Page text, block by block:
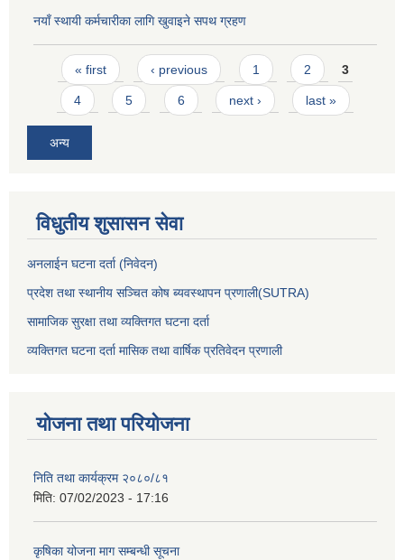
नयाँ स्थायी कर्मचारीका लागि खुवाइने सपथ ग्रहण
Pages
« first ‹ previous 1 2 3
4 5 6 next › last »
अन्य
विधुतीय शुसासन सेवा
अनलाईन घटना दर्ता (निवेदन)
प्रदेश तथा स्थानीय सञ्चित कोष ब्यवस्थापन प्रणाली(SUTRA)
सामाजिक सुरक्षा तथा व्यक्तिगत घटना दर्ता
व्यक्तिगत घटना दर्ता मासिक तथा वार्षिक प्रतिवेदन प्रणाली
योजना तथा परियोजना
निति तथा कार्यक्रम २०८०/८१
मिति: 07/02/2023 - 17:16
कृषिका योजना माग सम्बन्धी सूचना